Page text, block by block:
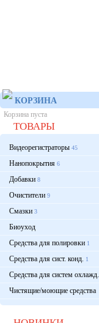
КОРЗИНА
Корзина пуста
ТОВАРЫ
Видеорегистраторы 45
Нанопокрытия 6
Добавки 8
Очистители 9
Смазки 3
Биоуход
Средства для полировки 1
Средства для сист. конд. 1
Средства для систем охлажд.
Чистящие/моющие средства